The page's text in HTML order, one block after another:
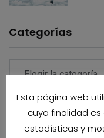
Categorías
Business
Esta página web
cuya finalidad es
estadísticas y